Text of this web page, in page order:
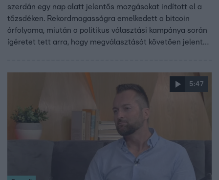
szerdán egy nap alatt jelentős mozgásokat indított el a
tőzsdéken. Rekordmagasságra emelkedett a bitcoin
árfolyama, miután a politikus választási kampánya során
ígéretet tett arra, hogy megválasztását követően jelentős
után. Hogy mindez mit jelent? Arról Németh Dávid,
5:47